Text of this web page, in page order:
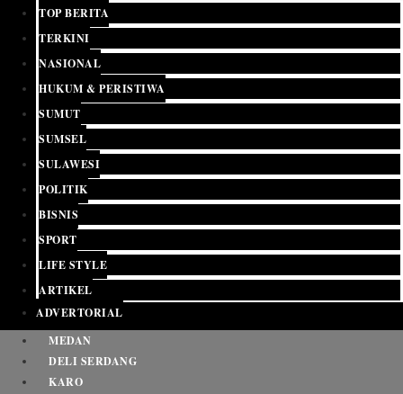
TOP BERITA
TERKINI
NASIONAL
HUKUM & PERISTIWA
SUMUT
SUMSEL
SULAWESI
POLITIK
BISNIS
SPORT
LIFE STYLE
ARTIKEL
ADVERTORIAL
MEDAN
DELI SERDANG
KARO